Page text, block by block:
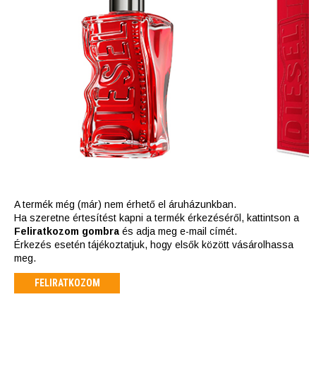
A termék még (már) nem érhető el áruházunkban.
Ha szeretne értesítést kapni a termék érkezéséről, kattintson a
Feliratkozom gombra és adja meg e-mail címét.
Érkezés esetén tájékoztatjuk, hogy elsők között vásárolhassa
meg.
FELIRATKOZOM